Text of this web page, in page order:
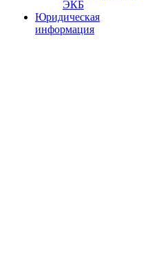
ЭКБ
Юридическая
информация